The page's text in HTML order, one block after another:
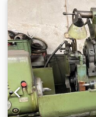
aanwijzing voor de
Honen en
Revisie van het
Slijplengte: 2.500
Slijpdiameter: 450
Werkstukdiameter
tussen centers:
Voedingsslag Y-as:
Opname diameter: